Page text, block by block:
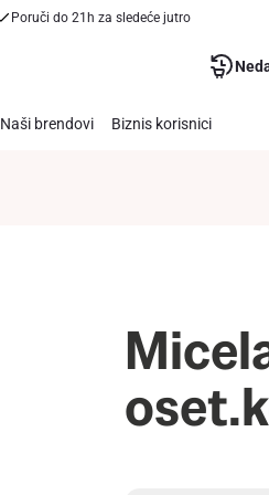
Poruči do 21h za sledeće jutro
Naši brendovi Biznis korisnici